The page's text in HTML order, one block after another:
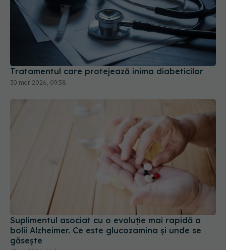
Tratamentul care protejează inima diabeticilor
30 mar 2026, 09:58
Suplimentul asociat cu o evoluție mai rapidă a
bolii Alzheimer. Ce este glucozamina și unde se
găsește